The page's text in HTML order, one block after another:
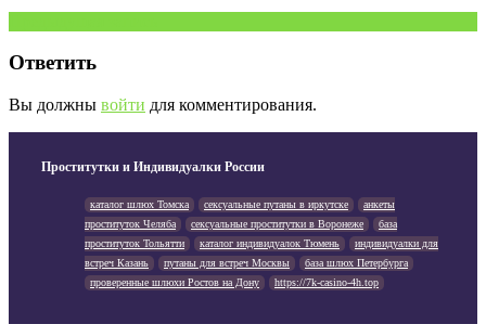
Ответить
Вы должны войти для комментирования.
Проститутки и Индивидуалки России
каталог шлюх Томска сексуальные путаны в иркутске
анкеты
проституток Челяба
сексуальные проститутки в Воронеже
база
проституток Тольятти
каталог индивидуалок Тюмень
индивидуалки для
встреч Казань
путаны для встреч Москвы
база шлюх Петербурга
проверенные шлюхи Ростов на Дону
https://7k-casino-4h.top